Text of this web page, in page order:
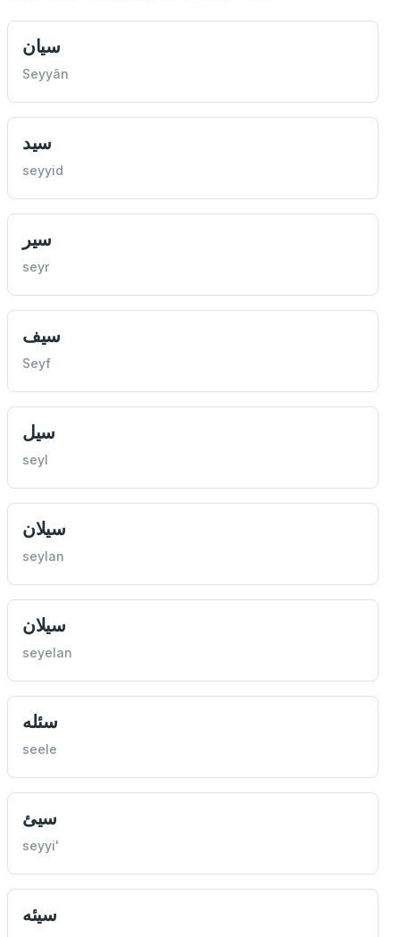
سيان
Seyyân
سيد
seyyid
سير
seyr
سيف
Seyf
سيل
seyl
سيلان
seylan
سيلان
seyelan
سئله
seele
سیئ
seyyi'
سيئه